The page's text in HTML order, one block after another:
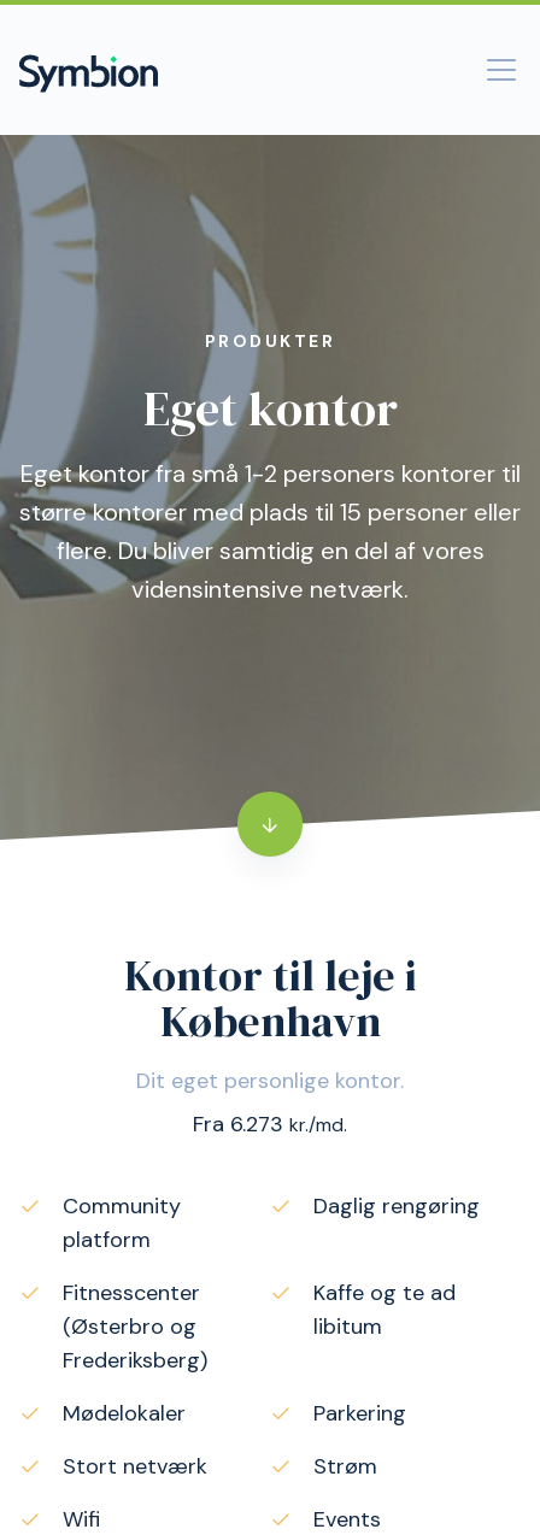
PRODUKTER
Eget kontor
Eget kontor fra små 1-2 personers kontorer til
større kontorer med plads til 15 personer eller
flere. Du bliver samtidig en del af vores
vidensintensive netværk.
Kontor til leje i
København
Dit eget personlige kontor.
Fra 6.273 kr./md.
Community
platform
Daglig rengøring
Fitnesscenter
(Østerbro og
Frederiksberg)
Kaffe og te ad
libitum
Mødelokaler
Parkering
Stort netværk
Strøm
Wifi
Events